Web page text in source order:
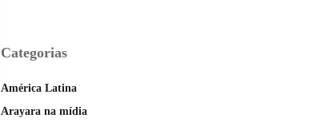
Categorias
América Latina
Arayara na mídia